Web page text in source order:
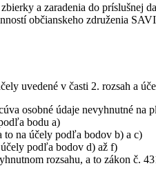
a zaradenia do príslušnej
občianskeho združenia
uvedené v časti 2. rozsah a
osobné údaje nevyhnutné
bodu a)
to na účely podľa bodov b) a c)
účely podľa bodov d) až f)
rozsahu, a to zákon č.